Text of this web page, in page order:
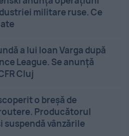
militare ruse. Ce
a lui Ioan Varga după
League. Se anunță
Cluj
o breșă de
Producătorul
vânzările